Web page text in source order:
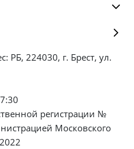
РБ, 224030, г. Брест, ул.
регистрации №
Московского